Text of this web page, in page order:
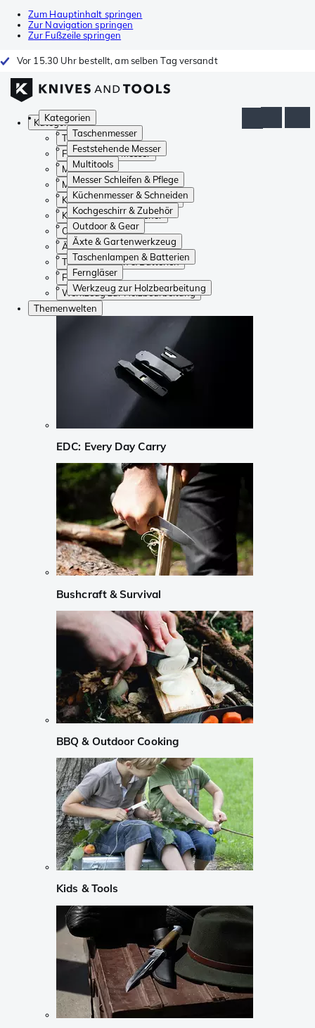
Zum Hauptinhalt springen
Zur Navigation springen
Zur Fußzeile springen
Vor 15.30 Uhr bestellt, am selben Tag versandt
Kategorien
Taschenmesser
Feststehende Messer
Multitools
Messer Schleifen & Pflege
Küchenmesser & Schneiden
Kochgeschirr & Zubehör
Outdoor & Gear
Äxte & Gartenwerkzeug
Taschenlampen & Batterien
Ferngläser
Werkzeug zur Holzbearbeitung
Kategorien
Taschenmesser
Feststehende Messer
Multitools
Messer Schleifen & Pflege
Küchenmesser & Schneiden
Kochgeschirr & Zubehör
Outdoor & Gear
Äxte & Gartenwerkzeug
Taschenlampen & Batterien
Ferngläser
Werkzeug zur Holzbearbeitung
Themenwelten
EDC: Every Day Carry
Bushcraft & Survival
BBQ & Outdoor Cooking
Kids & Tools